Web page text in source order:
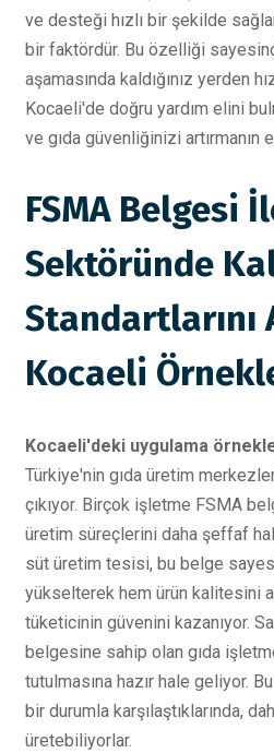
ve desteği hızlı bir şekilde
bir faktördür. Bu özelliği
aşamasında kaldığınız yerden
Kocaeli'de doğru yardım elini
ve gıda güvenliğinizi artırmanın
FSMA Belgesi
Sektöründe
Standartlarını
Kocaeli
Kocaeli'deki uygulama
Türkiye'nin gıda üretim
çıkıyor. Birçok işletme FSMA
üretim süreçlerini daha şeffaf
süt üretim tesisi, bu belge
yükselterek hem ürün kalitesini
tüketicinin güvenini kazanıyor.
belgesine sahip olan gıda
tutulmasına hazır hale geliyor.
bir durumla karşılaştıklarında,
üretebiliyorlar.